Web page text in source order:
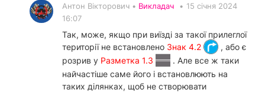
Антон Вікторович • Викладач • 15 січня 2024
16:07
Так, може, якщо при виїзді за такої прилеглої
території не встановлено Знак 4.2
, або є
розрив у Разметка 1.3
. Але все ж таки
найчастіше саме його і встановлюють на
таких ділянках, щоб не створювати